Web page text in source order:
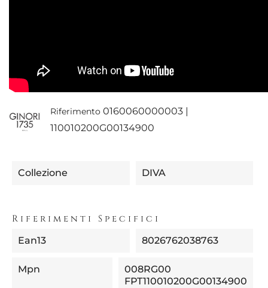
Riferimento 0160060000003 |
110010200G00134900
Collezione DIVA
Riferimenti Specifici
Ean13 8026762038763
Mpn
008RG00
FPT110010200G00134900